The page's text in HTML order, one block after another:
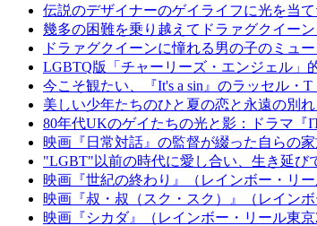
伝説のデザイナーのゲイライフに光を当
幾多の困難を乗り越えてドラァグクイーン
ドラァグクイーンに憧れる男の子のミュー
LGBTQ版「チャーリーズ・エンジェル」
今こそ観たい、『It's a sin』のラッセル・
美しい少年たちのひと夏の恋と永遠の別
80年代UKのゲイたちの光と影：ドラマ『
映画『日常対話』の監督が綴った自らの
"LGBT"以前の時代に愛し合い、生き延
映画『世紀の終わり』（レインボー・リー
映画『叔・叔（スク・スク）』（レインボ
映画『シカダ』（レインボー・リール東京